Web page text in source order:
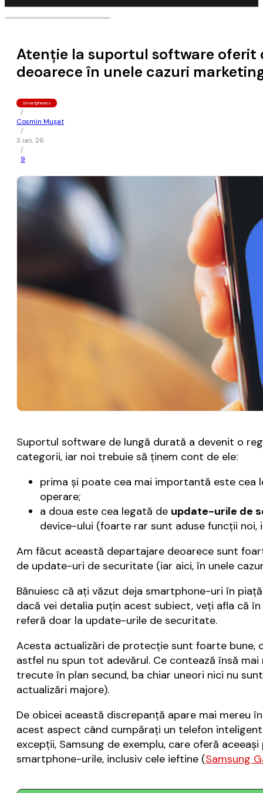
Atenţie la suportul software oferit
deoarece în unele cazuri
Smartphones
/
Cosmin Mușat
/
3 ian. 26
/
9
Suportul software de lungă durată a devenit o
categorii, iar noi trebuie să ţinem cont de ele:
prima şi poate cea mai importantă este cea
operare;
a doua este cea legată de update-urile de
device-ului (foarte rar sunt aduse funcţii
Am făcut această departajare deoarece sunt
de update-uri de securitate (iar aici, în unele
Bănuiesc că aţi văzut deja smartphone-uri în
dacă vei detalia puţin acest subiect, veţi afla că
referă doar la update-urile de securitate.
Acesta actualizări de protecţie sunt foarte bune,
astfel nu spun tot adevărul. Ce contează însă
trecute în plan secund, ba chiar uneori nici nu
actualizări majore).
De obicei această discrepanţă apare mai mereu
acest aspect când cumpăraţi un telefon
excepţii, Samsung de exemplu, care oferă
smartphone-urile, inclusiv cele ieftine (Samsung